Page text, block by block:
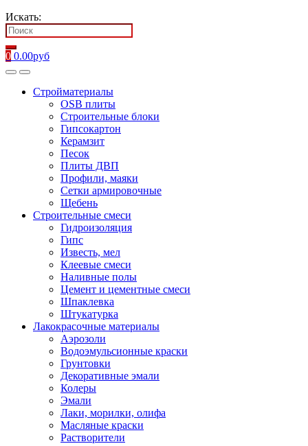
Искать:
0 0.00руб
Стройматериалы
OSB плиты
Строительные блоки
Гипсокартон
Керамзит
Песок
Плиты ДВП
Профили, маяки
Сетки армировочные
Щебень
Строительные смеси
Гидроизоляция
Гипс
Известь, мел
Клеевые смеси
Наливные полы
Цемент и цементные смеси
Шпаклевка
Штукатурка
Лакокрасочные материалы
Аэрозоли
Водоэмульсионные краски
Грунтовки
Декоративные эмали
Колеры
Эмали
Лаки, морилки, олифа
Масляные краски
Растворители